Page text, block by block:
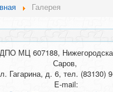
Галерея
МЦ 607188,
Саров,
Гагарина, д. 6, тел. (83130)
E-mail: